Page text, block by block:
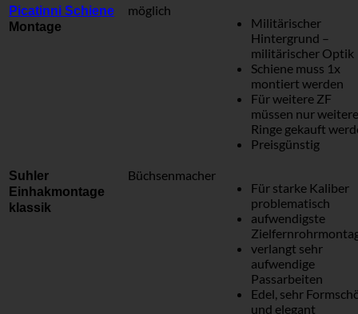
Picatinni Schiene
Montage
möglich
Militärischer
Hintergrund –
militärischer Optik
Schiene muss 1x
montiert werden
Für weitere ZF
müssen nur weitere
Ringe gekauft
Preisgünstig
Suhler
Einhakmontage
klassik
Büchsenmacher
Für starke Kaliber
problematisch
aufwendigste
verlangt sehr
aufwendige
Passarbeiten
Edel, sehr
und elegant